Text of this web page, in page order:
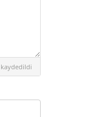
kaydedildi